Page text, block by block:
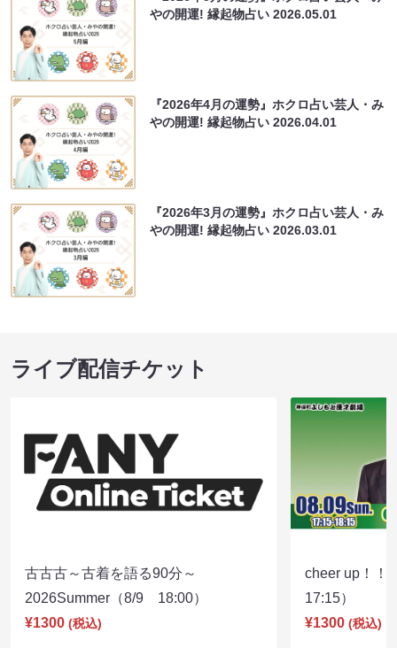
やの開運! 縁起物占い2026.05.01
『2026年4月の運勢』ホクロ占い芸人・み
やの開運! 縁起物占い2026.04.01
『2026年3月の運勢』ホクロ占い芸人・み
やの開運! 縁起物占い2026.03.01
ライブ配信チケット
古古古～古着を語る90分～
2026Summer（8/9 18:00）
¥1300 (税込)
cheer up！
17:15）
¥1300 (税込)